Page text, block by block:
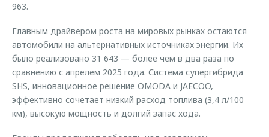
963.
Главным драйвером роста на мировых рынках остаются
автомобили на альтернативных источниках энергии. Их
было реализовано 31 643 — более чем в два раза по
сравнению с апрелем 2025 года. Система супергибрида
SHS, инновационное решение OMODA и JAECOO,
эффективно сочетает низкий расход топлива (3,4 л/100
км), высокую мощность и долгий запас хода.